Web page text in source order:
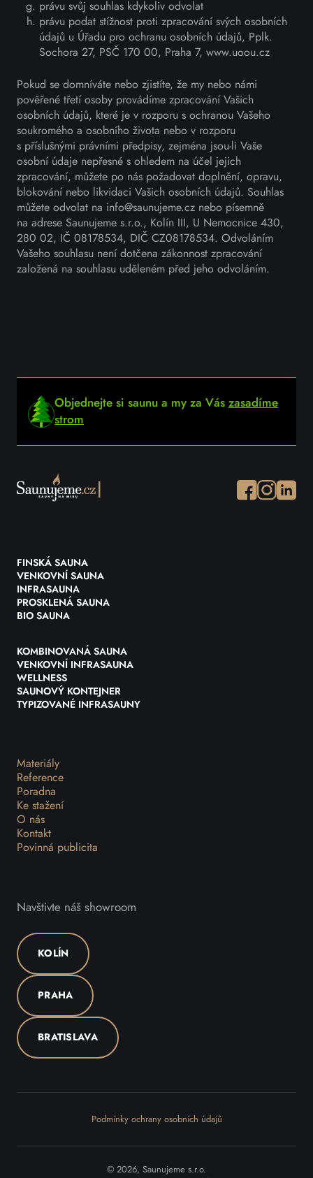
právu svůj souhlas kdykoliv odvolat
právu podat stížnost proti zpracování svých osobních
údajů u Úřadu pro ochranu osobních údajů, Pplk.
Sochora 27, PSČ 170 00, Praha 7, www.uoou.cz
Pokud se domníváte nebo zjistíte, že my nebo námi
pověřené třetí osoby provádíme zpracování Vašich
osobních údajů, které je v rozporu s ochranou Vašeho
soukromého a osobního života nebo v rozporu
s příslušnými právními předpisy, zejména jsou-li Vaše
osobní údaje nepřesné s ohledem na účel jejich
zpracování, můžete po nás požadovat doplnění, opravu,
blokování nebo likvidaci Vašich osobních údajů. Souhlas
můžete odvolat na info@saunujeme.cz nebo písemně
na adrese Saunujeme s.r.o., Kolín III, U Nemocnice 430,
280 02, IČ 08178534, DIČ CZ08178534. Odvoláním
Vašeho souhlasu není dotčena zákonnost zpracování
založená na souhlasu uděleném před jeho odvoláním.
Objednejte si saunu a my za Vás zasadíme
strom
Facebook
Instagram
FINSKÁ SAUNA
VENKOVNÍ SAUNA
INFRASAUNA
PROSKLENÁ SAUNA
BIO SAUNA
KOMBINOVANÁ SAUNA
VENKOVNÍ INFRASAUNA
WELLNESS
SAUNOVÝ KONTEJNER
TYPIZOVANÉ INFRASAUNY
Materiály
Reference
Poradna
Ke stažení
O nás
Kontakt
Povinná publicita
Navštivte náš showroom
KOLÍN
PRAHA
BRATISLAVA
Podmínky ochrany osobních údajů
© 2026, Saunujeme s.r.o.